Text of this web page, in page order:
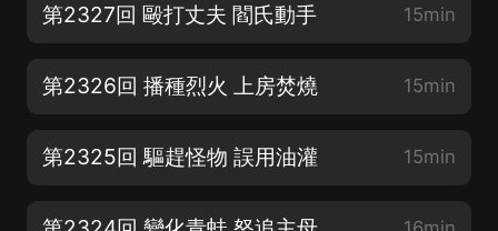
第2327回 毆打丈夫 閻氏動手 15min
第2326回 播種烈火 上房焚燒 15min
第2325回 驅趕怪物 誤用油灌 15min